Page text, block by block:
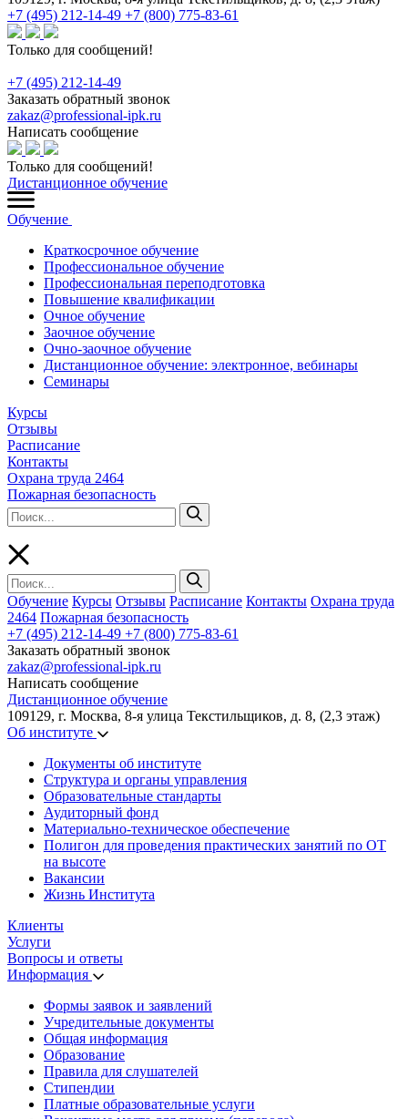
+7 (495) 212-14-49 +7 (800) 775-83-61
Только для сообщений!
+7 (495) 212-14-49
Заказать обратный звонок
zakaz@professional-ipk.ru
Написать сообщение
Только для сообщений!
Дистанционное обучение
Обучение
Краткосрочное обучение
Профессиональное обучение
Профессиональная переподготовка
Повышение квалификации
Очное обучение
Заочное обучение
Очно-заочное обучение
Дистанционное обучение: электронное, вебинары
Семинары
Курсы
Отзывы
Расписание
Контакты
Охрана труда 2464
Пожарная безопасность
Обучение Курсы Отзывы Расписание Контакты Охрана труда
2464 Пожарная безопасность
+7 (495) 212-14-49 +7 (800) 775-83-61
Заказать обратный звонок
zakaz@professional-ipk.ru
Написать сообщение
Дистанционное обучение
109129, г. Москва, 8-я улица Текстильщиков, д. 8, (2,3 этаж)
Об институте
Документы об институте
Структура и органы управления
Образовательные стандарты
Аудиторный фонд
Материально-техническое обеспечение
Полигон для проведения практических занятий по ОТ
на высоте
Вакансии
Жизнь Института
Клиенты
Услуги
Вопросы и ответы
Информация
Формы заявок и заявлений
Учредительные документы
Общая информация
Образование
Правила для слушателей
Стипендии
Платные образовательные услуги